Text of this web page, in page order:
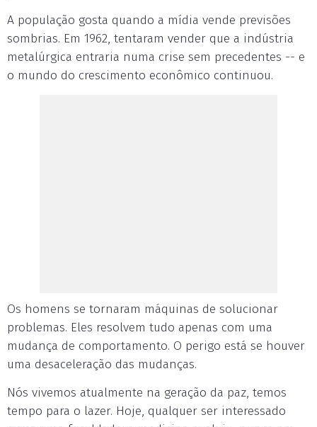
A população gosta quando a mídia vende previsões
sombrias. Em 1962, tentaram vender que a indústria
metalúrgica entraria numa crise sem precedentes -- e
o mundo do crescimento econômico continuou.
Os homens se tornaram máquinas de solucionar
problemas. Eles resolvem tudo apenas com uma
mudança de comportamento. O perigo está se houver
uma desaceleração das mudanças.
Nós vivemos atualmente na geração da paz, temos
tempo para o lazer. Hoje, qualquer ser interessado